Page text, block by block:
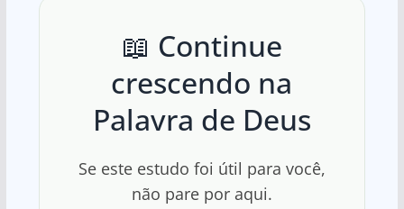
📖 Continue
crescendo na
Palavra de Deus
Se este estudo foi útil para você,
não pare por aqui.